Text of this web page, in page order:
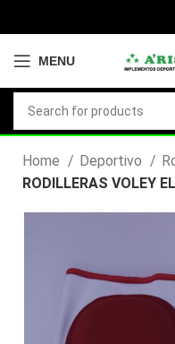
MENU
Home Deportivo
RODILLERAS VOLEY